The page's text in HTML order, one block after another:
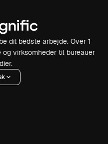
dit bedste arbejde. Over 1
virksomheder til bureauer